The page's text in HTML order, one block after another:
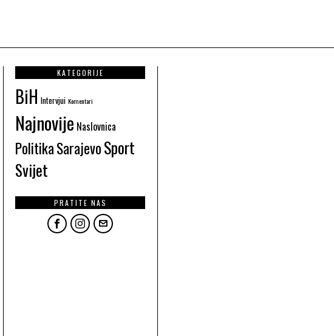
KATEGORIJE
BiH Intervjui Komentari
Najnovije Naslovnica
PolitikaSarajevoSport
Svijet
PRATITE NAS